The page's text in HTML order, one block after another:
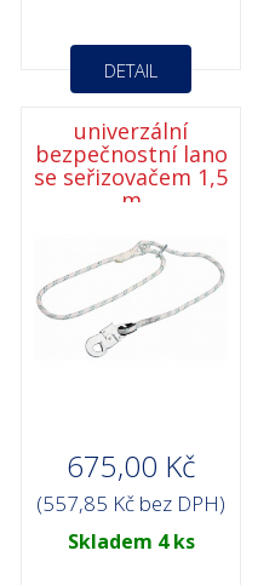
DETAIL
univerzální
bezpečnostní lano
se seřizovačem 1,5
m
675,00 Kč
(557,85 Kč bez DPH)
Skladem 4 ks